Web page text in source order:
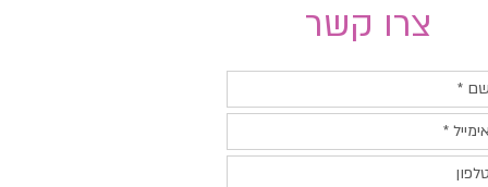
צרו קשר